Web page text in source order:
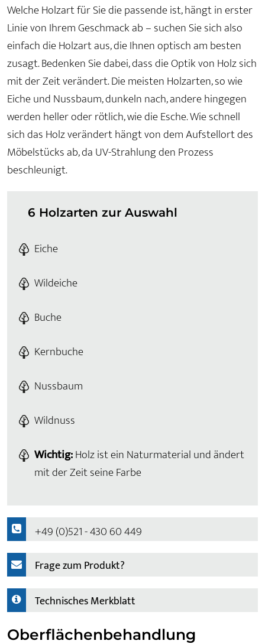
Welche Holzart für Sie die passende ist, hängt in erster
Linie von Ihrem Geschmack ab – suchen Sie sich also
einfach die Holzart aus, die Ihnen optisch am besten
zusagt. Bedenken Sie dabei, dass die Optik von Holz sich
mit der Zeit verändert. Die meisten Holzarten, so wie
Eiche und Nussbaum, dunkeln nach, andere hingegen
werden heller oder rötlich, wie die Esche. Wie schnell
sich das Holz verändert hängt von dem Aufstellort des
Möbelstücks ab, da UV-Strahlung den Prozess
beschleunigt.
6 Holzarten zur Auswahl
Eiche
Wildeiche
Buche
Kernbuche
Nussbaum
Wildnuss
Wichtig:Holz ist ein Naturmaterial und ändert
mit der Zeit seine Farbe
+49 (0)521 - 430 60 449
Frage zum Produkt?
Technisches Merkblatt
Oberflächenbehandlung